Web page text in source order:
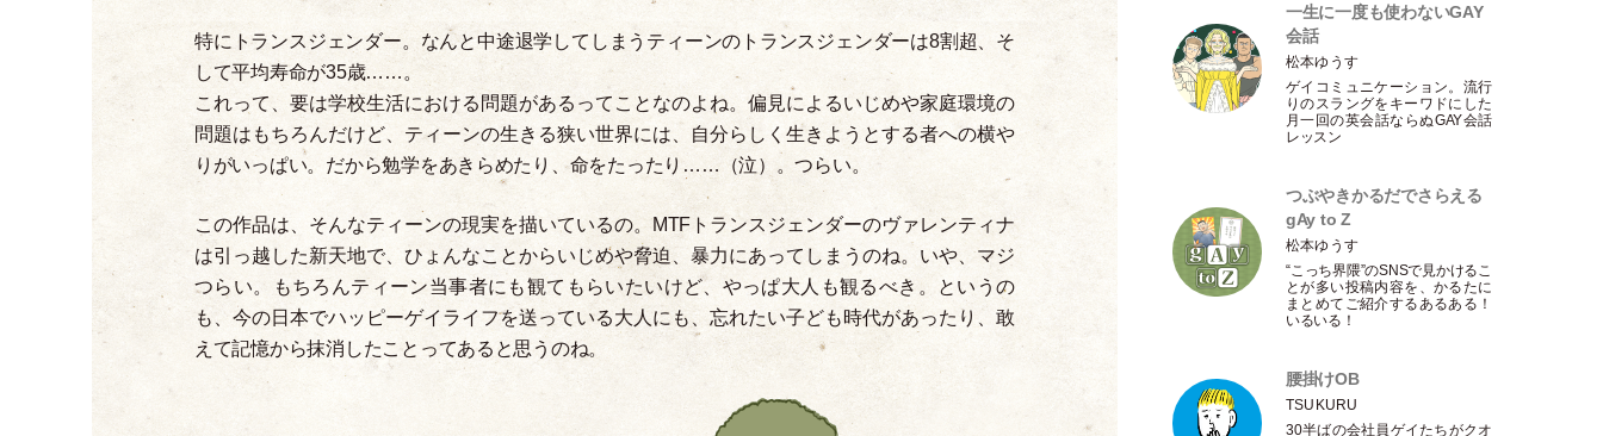
特にトランスジェンダー。なんと中途退学してしまうティーンのトランスジェンダーは8割超、そ
して平均寿命が35歳……。
これって、要は学校生活における問題があるってことなのよね。偏見によるいじめや家庭環境の
問題はもちろんだけど、ティーンの生きる狭い世界には、自分らしく生きようとする者への横や
りがいっぱい。だから勉学をあきらめたり、命をたったり…… （泣） 。つらい。
この作品は、そんなティーンの現実を描いているの。MTFトランスジェンダーのヴァレンティナ
は引っ越した新天地で、ひょんなことからいじめや脅迫、暴力にあってしまうのね。いや、マジ
つらい。もちろんティーン当事者にも観てもらいたいけど、やっぱ大人も観るべき。というの
も、今の日本でハッピーゲイライフを送っている大人にも、忘れたい子ども時代があったり、敢
えて記憶から抹消したことってあると思うのね。
一生に一度も使わないGAY
会話
松本ゆうす
ゲイコミュニケーション。流行
りのスラングをキーワドにした
月一回の英会話ならぬGAY会話
レッスン
つぶやきかるだでさらえる
gAy to Z
松本ゆうす
“こっち界隈”のSNSで見かけるこ
とが多い投稿内容を、かるたに
まとめてご紹介するあるある！
いるいる！
腰掛けOB
TSUKURU
30半ばの会社員ゲイたちがクオ